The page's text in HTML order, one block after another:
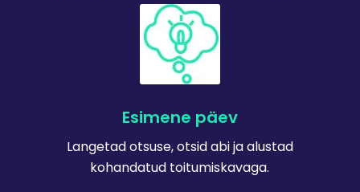
Esimene päev
Langetad otsuse, otsid abi ja alustad
kohandatud toitumiskavaga.